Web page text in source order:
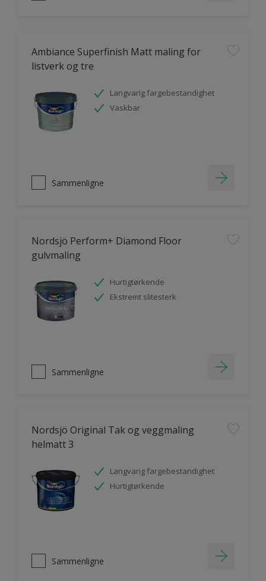
Ambiance Superfinish Matt maling for
listverk og tre
Langvarig fargebestandighet
Vaskbar
Sammenligne
Nordsjö Perform+ Diamond Floor
gulvmaling
Hurtigtørkende
Ekstremt slitesterk
Sammenligne
Nordsjö Original Tak og veggmaling
helmatt 3
Langvarig fargebestandighet
Hurtigtørkende
Sammenligne